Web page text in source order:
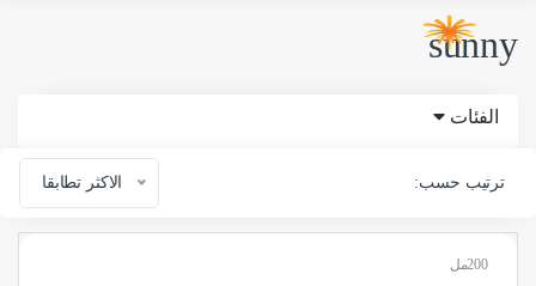
sunny
الفئات
ترتيب حسب: الاكثر تطابقا
200مل